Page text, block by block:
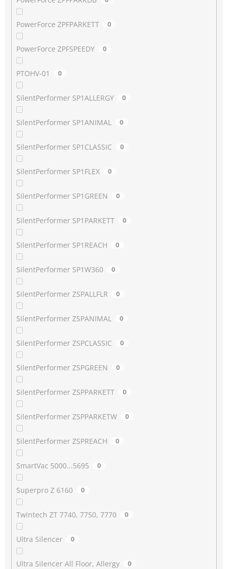
PowerForce ZPFPARKETT 0
PowerForce ZPFSPEEDY 0
PTOHV-01 0
SilentPerformer SP1ALLERGY 0
SilentPerformer SP1ANIMAL 0
SilentPerformer SP1CLASSIC 0
SilentPerformer SP1FLEX 0
SilentPerformer SP1GREEN 0
SilentPerformer SP1PARKETT 0
SilentPerformer SP1REACH 0
SilentPerformer SP1W360 0
SilentPerformer ZSPALLFLR 0
SilentPerformer ZSPANIMAL 0
SilentPerformer ZSPCLASSIC 0
SilentPerformer ZSPGREEN 0
SilentPerformer ZSPPARKETT 0
SilentPerformer ZSPPARKETW 0
SilentPerformer ZSPREACH 0
SmartVac 5000...5695 0
Superpro Z 6160 0
Twintech ZT 7740, 7750, 7770 0
Ultra Silencer 0
Ultra Silencer All Floor, Allergy 0